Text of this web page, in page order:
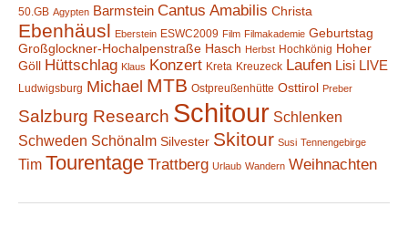
50.GB Agypten Barmstein Cantus Amabilis Christa
Ebenhäusl Eberstein ESWC2009 Film Filmakademie Geburtstag
Großglockner-Hochalpenstraße Hasch Herbst Hochkönig Hoher
Göll
Hüttschlag Klaus Konzert Kreta Kreuzeck Laufen Lisi LIVE
Ludwigsburg Michael MTB Ostpreußenhütte Osttirol Preber
Salzburg Research Schitour Schlenken
Schweden Schönalm Silvester Skitour Susi Tennengebirge
Tim Tourentage Trattberg Urlaub Wandern Weihnachten